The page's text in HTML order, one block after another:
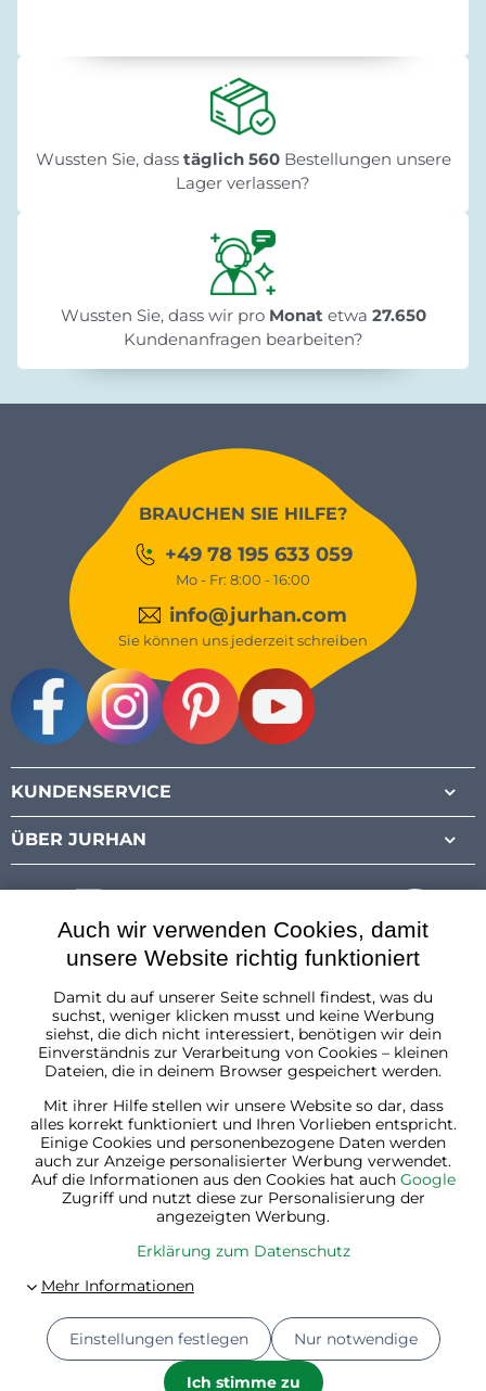
Wussten Sie, dass täglich 560Bestellungen unsere
Lager verlassen?
Wussten Sie, dass wir pro Monat etwa 27.650
Kundenanfragen bearbeiten?
BRAUCHEN SIE HILFE?
+49 78 195 633 059
Mo - Fr: 8:00 - 16:00
info@jurhan.com
Sie können uns jederzeit schreiben
KUNDENSERVICE
ÜBER JURHAN
Österreich
© 2026 Jurhan.at 💚 | Alle Rechte vorbehalten
Datenschutz-Einstellungen
Erklärung zum Datenschutz
Auch wir verwenden Cookies, damit
unsere Website richtig funktioniert
Damit du auf unserer Seite schnell findest, was du
suchst, weniger klicken musst und keine Werbung
siehst, die dich nicht interessiert, benötigen wir dein
Einverständnis zur Verarbeitung von Cookies – kleinen
Dateien, die in deinem Browser gespeichert werden.
Mit ihrer Hilfe stellen wir unsere Website so dar, dass
alles korrekt funktioniert und Ihren Vorlieben entspricht.
Einige Cookies und personenbezogene Daten werden
auch zur Anzeige personalisierter Werbung verwendet.
Auf die Informationen aus den Cookies hat auch Google
Zugriff und nutzt diese zur Personalisierung der
angezeigten Werbung.
Erklärung zum Datenschutz
Einstellungen festlegen
Ich stimme zu
Nur notwendige